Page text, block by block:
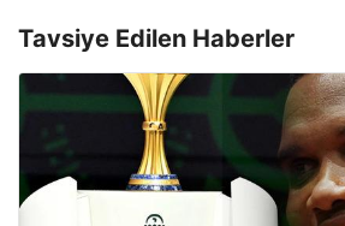
Tavsiye Edilen Haberler